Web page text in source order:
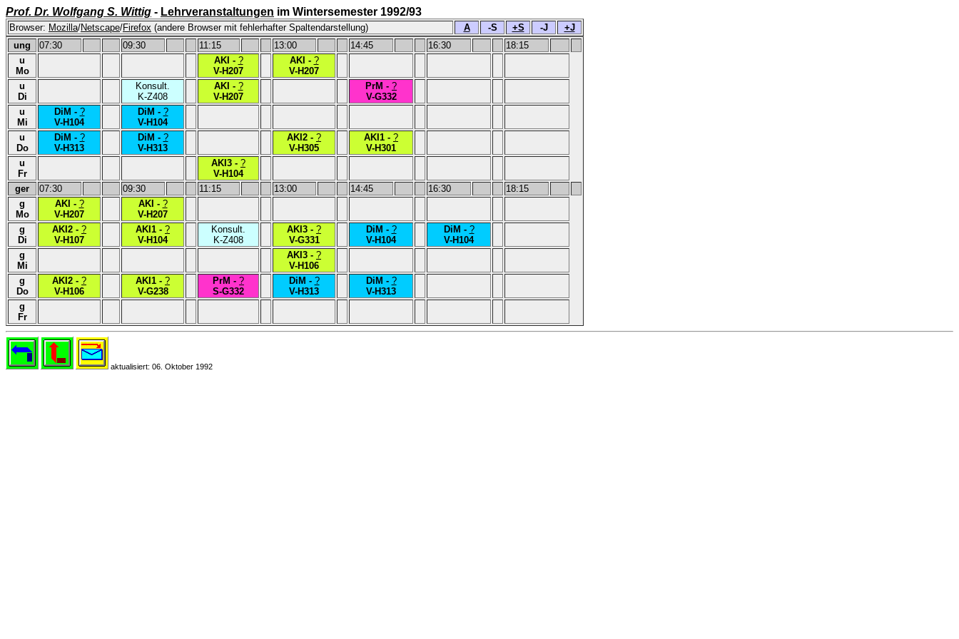
Prof. Dr. Wolfgang S. Wittig - Lehrveranstaltungen im Wintersemester 1992/93
Browser: Mozilla/Netscape/Firefox (andere Browser mit fehlerhafter Spaltendarstellung) A -S +S -J
+J
ung
07:30 09:30 11:15 13:00 14:45 16:30
18:15
u
Mo
AKI - ?
V-H207
AKI - ?
V-H207
u
Di
Konsult.
K-Z408
AKI - ?
V-H207
PrM - ?
V-G332
u
Mi
DiM - ?
V-H104
DiM - ?
V-H104
u
Do
DiM - ?
V-H313
DiM - ?
V-H313
AKI2 - ?
V-H305
AKI1 - ?
V-H301
u
Fr
AKI3 - ?
V-H104
ger
07:30 09:30 11:15 13:00 14:45 16:30
18:15
g
Mo
AKI - ?
V-H207
AKI - ?
V-H207
g
Di
AKI2 - ?
V-H107
AKI1 - ?
V-H104
Konsult.
K-Z408
AKI3 - ?
V-G331
DiM - ?
V-H104
DiM - ?
V-H104
g
Mi
AKI3 - ?
V-H106
g
Do
AKI2 - ?
V-H106
AKI1 - ?
V-G238
PrM - ?
S-G332
DiM - ?
V-H313
DiM - ?
V-H313
g
Fr
aktualisiert: 06. Oktober 1992